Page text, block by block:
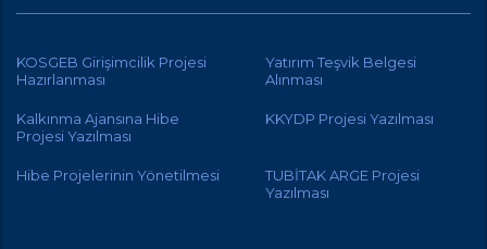
KOSGEB Girişimcilik Projesi
Hazırlanması
Yatırım Teşvik Belgesi
Alınması
Kalkınma Ajansına Hibe
Projesi Yazılması
KKYDP Projesi Yazılması
Hibe Projelerinin Yönetilmesi
TUBİTAK ARGE Projesi
Yazılması